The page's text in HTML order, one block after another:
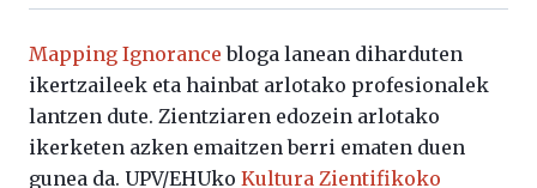
Mapping Ignorance bloga lanean diharduten
ikertzaileek eta hainbat arlotako profesionalek
lantzen dute. Zientziaren edozein arlotako
ikerketen azken emaitzen berri ematen duen
gunea da. UPV/EHUko Kultura Zientifikoko